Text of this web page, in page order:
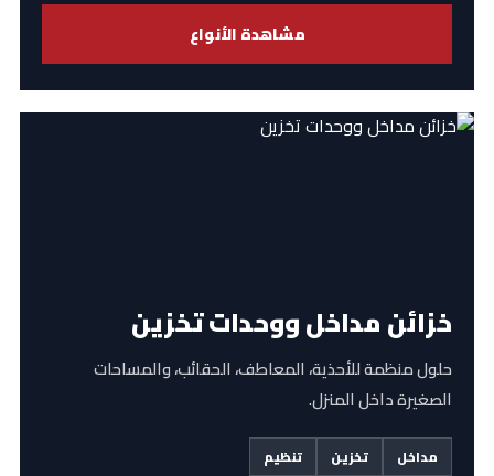
مشاهدة الأنواع
خزائن مداخل ووحدات تخزين
حلول منظمة للأحذية، المعاطف، الحقائب، والمساحات
الصغيرة داخل المنزل.
مداخل تخزين تنظيم